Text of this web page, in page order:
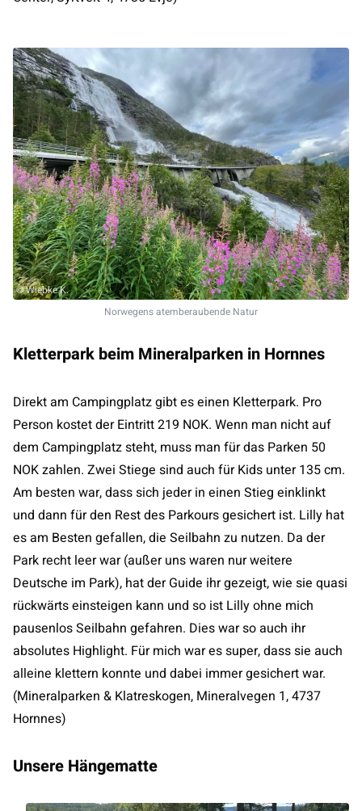
© Wiebke K.
Norwegens atemberaubende Natur
Kletterpark beim Mineralparken in Hornnes
Direkt am Campingplatz gibt es einen Kletterpark. Pro
Person kostet der Eintritt 219 NOK. Wenn man nicht auf
dem Campingplatz steht, muss man für das Parken 50
NOK zahlen. Zwei Stiege sind auch für Kids unter 135 cm.
Am besten war, dass sich jeder in einen Stieg einklinkt
und dann für den Rest des Parkours gesichert ist. Lilly hat
es am Besten gefallen, die Seilbahn zu nutzen. Da der
Park recht leer war (außer uns waren nur weitere
Deutsche im Park), hat der Guide ihr gezeigt, wie sie quasi
rückwärts einsteigen kann und so ist Lilly ohne mich
pausenlos Seilbahn gefahren. Dies war so auch ihr
absolutes Highlight. Für mich war es super, dass sie auch
alleine klettern konnte und dabei immer gesichert war.
(Mineralparken & Klatreskogen, Mineralvegen 1, 4737
Hornnes)
Unsere Hängematte